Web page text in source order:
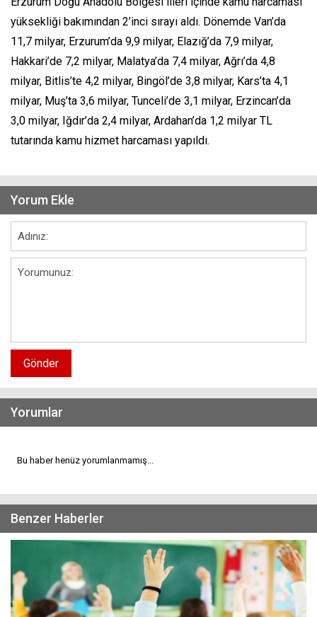
yüksekliği bakımından 2’inci sırayı aldı. Dönemde Van’da
11,7 milyar, Erzurum’da 9,9 milyar, Elazığ’da 7,9 milyar,
Hakkari’de 7,2 milyar, Malatya’da 7,4 milyar, Ağrı’da 4,8
milyar, Bitlis’te 4,2 milyar, Bingöl’de 3,8 milyar, Kars’ta 4,1
milyar, Muş’ta 3,6 milyar, Tunceli’de 3,1 milyar, Erzincan’da
3,0 milyar, Iğdır’da 2,4 milyar, Ardahan’da 1,2 milyar TL
tutarında kamu hizmet harcaması yapıldı.
Yorum Ekle
Gönder
Yorumlar
Bu haber henüz yorumlanmamış...
Benzer Haberler